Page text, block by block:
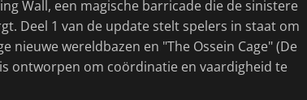
Wall, een magische barricade die de sinistere
Deel 1 van de update stelt spelers in staat om
nieuwe wereldbazen en "The Ossein Cage" (De
ontworpen om coördinatie en vaardigheid te